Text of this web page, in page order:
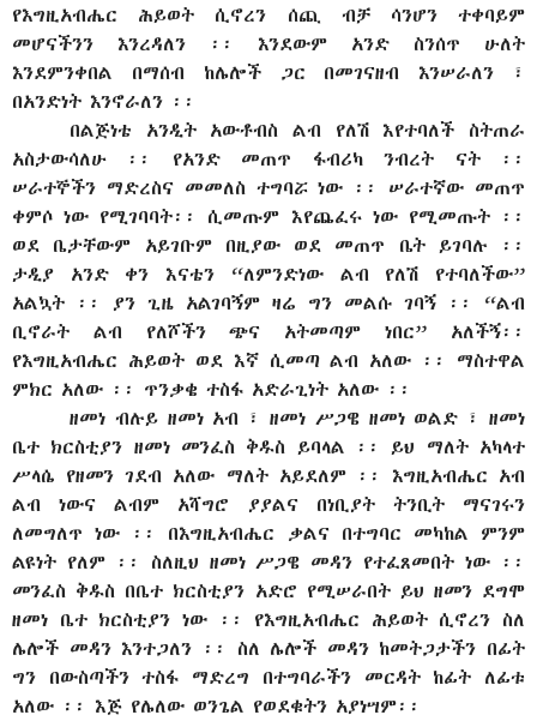
የእግዚአብሔር ሕይወት ሲኖረን ሰጪ ብቻ ሳንሆን ተቀባይም
መሆናችንን እንረዳለን ፡፡ እንደውም አንድ ስንሰጥ ሁለት
እንደምንቀበል በማሰብ ከሌሎች ጋር በመገናዘብ እንሠራለን ፣
በአንድነት እንኖራለን ፡፡
በልጅነቴ አንዲት አውቶብስ ልብ የለሽ እየተባለች ስትጠራ
አስታውሳለሁ ፡፡ የአንድ መጠጥ ፋብሪካ ንብረት ናት ፡፡
ሠራተኞችን ማድረስና መመለስ ተግባሯ ነው ፡፡ ሠራተኛው መጠጥ
ቀምሶ ነው የሚገባባት፡፡ ሲመጡም እየጨፈሩ ነው የሚመጡት ፡፡
ወደ ቤታቸውም አይገቡም በዚያው ወደ መጠጥ ቤት ይገባሉ ፡፡
ታዲያ አንድ ቀን እናቴን “ለምንድነው ልብ የለሽ የተባለችው”
አልኳት ፡፡ ያን ጊዜ አልገባኝም ዛሬ ግን መልሱ ገባኝ ፡፡ “ልብ
ቢኖራት ልብ የለሾችን ጭና አትመጣም ነበር” አለችኝ፡፡
የእግዚአብሔር ሕይወት ወደ እኛ ሲመጣ ልብ አለው ፡፡ ማስተዋል
ምክር አለው ፡፡ ጥንቃቄ ተስፋ አድራጊነት አለው ፡፡
ዘመነ ብሉይ ዘመነ አብ ፣ ዘመነ ሥጋዌ ዘመነ ወልድ ፣ ዘመነ
ቤተ ክርስቲያን ዘመነ መንፈስ ቅዱስ ይባላል ፡፡ ይህ ማለት አካላተ
ሥላሴ የዘመን ገደብ አለው ማለት አይደለም ፡፡ እግዚአብሔር አብ
ልብ ነውና ልብም አሻግሮ ያያልና በነቢያት ትንቢት ማናገሩን
ለመግለጥ ነው ፡፡ በእግዚአብሔር ቃልና በተግባር መካከል ምንም
ልዩነት የለም ፡፡ ስለዚህ ዘመነ ሥጋዌ መዳን የተፈጸመበት ነው ፡፡
መንፈስ ቅዱስ በቤተ ክርስቲያን አድሮ የሚሠራበት ይህ ዘመን ደግሞ
ዘመነ ቤተ ክርስቲያን ነው ፡፡ የእግዚአብሔር ሕይወት ሲኖረን ስለ
ሌሎች መዳን እንተጋለን ፡፡ ስለ ሌሎች መዳን ከመትጋታችን በፊት
ግን በውስጣችን ተስፋ ማድረግ በተግባራችን መርዳት ከፊት ለፊቱ
አለው ፡፡ እጅ የሌለው ወንጌል የወደቁትን አያነሣም፡፡